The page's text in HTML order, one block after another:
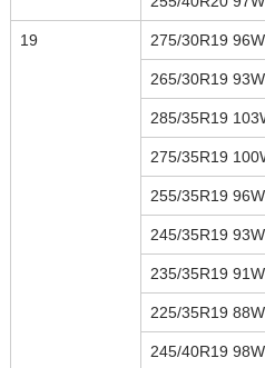
19 275/30R19 96W
265/30R19 93W
285/35R19
275/35R19
255/35R19 96W
245/35R19 93W
235/35R19 91W
225/35R19 88W
245/40R19 98W